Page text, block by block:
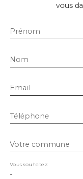
vous
Prénom
Nom
Email
Téléphone
Votre commune
-
Vous souhaitez